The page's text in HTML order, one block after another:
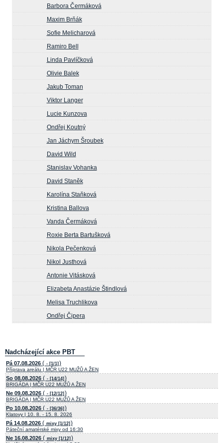
Barbora Čermáková
Maxim Brňák
Sofie Melicharová
Ramiro Bell
Linda Pavlíčková
Olivie Balek
Jakub Toman
Viktor Langer
Lucie Kunzova
Ondřej Koutný
Jan Jáchym Šroubek
David Wild
Stanislav Vohanka
David Staněk
Karolína Staňková
Kristina Ballova
Vanda Čermáková
Roxie Berta Bartušková
Nikola Pečenková
Nikol Justhová
Antonie Vitásková
Elizabeta Anastázie Štindlová
Melisa Truchlikova
Ondřej Čipera
Nadcházející akce PBT
Pá 07.08.2026 ( - [1/1] )
Příprava areálu | MČR U22 MUŽŮ A ŽEN
So 08.08.2026 ( - [14/14] )
BRIGÁDA | MČR U22 MUŽŮ A ŽEN
Ne 09.08.2026 ( - [12/12] )
BRIGÁDA | MČR U22 MUŽŮ A ŽEN
Po 10.08.2026 ( - [36/36] )
Klatovy | 10. 8. - 15. 8. 2026
Pá 14.08.2026 ( mixy [1/12] )
Páteční amatérské mixy od 16:30
Ne 16.08.2026 ( mixy [1/12] )